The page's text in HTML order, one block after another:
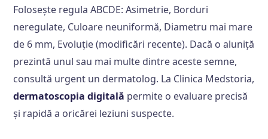
Folosește regula ABCDE: Asimetrie, Borduri
neregulate, Culoare neuniformă, Diametru mai mare
de 6 mm, Evoluție (modificări recente). Dacă o aluniță
prezintă unul sau mai multe dintre aceste semne,
consultă urgent un dermatolog. La Clinica Medstoria,
dermatoscopia digitală permite o evaluare precisă
și rapidă a oricărei leziuni suspecte.